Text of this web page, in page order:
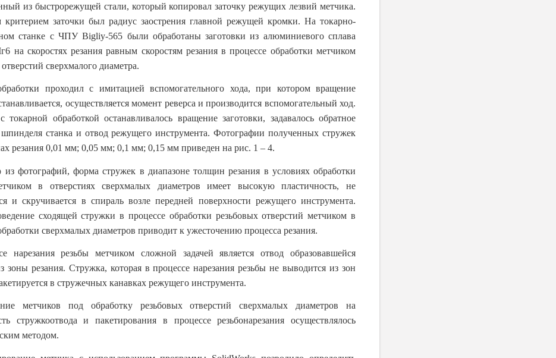
из быстрорежущей стали, который копировал заточку режущих лезвий метчика.
заточки был радиус заострения главной режущей кромки. На токарно-
станке с ЧПУBigliy-565 были обработаны заготовки из алюминиевого сплава
на скоростях резания равным скоростям резания в процессе обработки метчиком
сверхмалого диаметра.
проходил с имитацией вспомогательного хода, при котором вращение
осуществляется момент реверса и производится вспомогательный ход.
токарной обработкой останавливалось вращение заготовки, задавалось обратное
станка и отвод режущего инструмента. Фотографии полученных стружек
резания 0,01 мм; 0,05 мм; 0,1 мм; 0,15 мм приведен на рис. 1 ‒ 4.
фотографий, форма стружек в диапазоне толщин резания в условиях обработки
в отверстиях сверхмалых диаметров имеет высокую пластичность, не
и скручивается в спираль возле передней поверхности режущего инструмента.
сходящей стружки в процессе обработки резьбовых отверстий метчиком в
сверхмалых диаметров приводит к ужесточению процесса резания.
нарезания резьбы метчиком сложной задачей является отвод образовавшейся
зоны резания. Стружка, которая в процессе нарезания резьбы не выводится из зон
в стружечных канавках режущего инструмента.
метчиков под обработку резьбовых отверстий сверхмалых диаметров на
стружкоотвода и пакетирования в процессе резьбонарезания осуществлялось
методом.